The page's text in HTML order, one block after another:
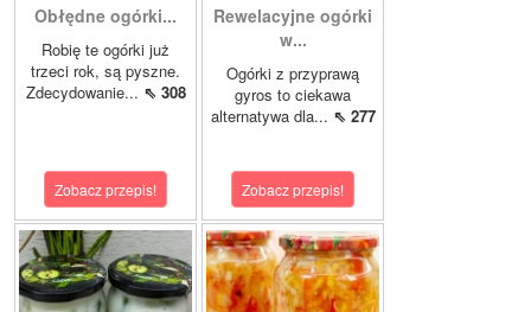
Obłędne ogórki...
Robię te ogórki już
trzeci rok, są pyszne.
Zdecydowanie... ⇖ 308
Zobacz przepis!
Rewelacyjne ogórki
w...
Ogórki z przyprawą
gyros to ciekawa
alternatywa dla... ⇖ 277
Zobacz przepis!